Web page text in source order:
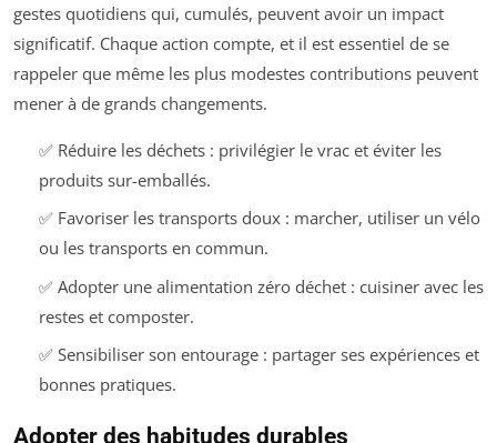
gestes quotidiens qui, cumulés, peuvent avoir un impact
significatif. Chaque action compte, et il est essentiel de se
rappeler que même les plus modestes contributions peuvent
mener à de grands changements.
✅ Réduire les déchets : privilégier le vrac et éviter les
produits sur-emballés.
✅ Favoriser les transports doux : marcher, utiliser un vélo
ou les transports en commun.
✅ Adopter une alimentation zéro déchet : cuisiner avec les
restes et composter.
✅ Sensibiliser son entourage : partager ses expériences et
bonnes pratiques.
Adopter des habitudes durables